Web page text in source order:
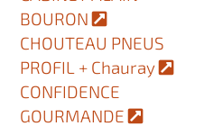
BOURON
CHOUTEAU PNEUS
PROFIL + Chauray
CONFIDENCE
GOURMANDE